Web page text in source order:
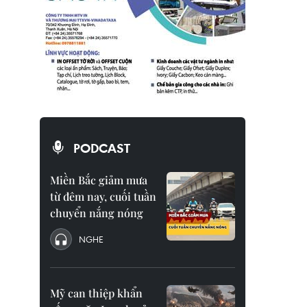
PODCAST
Miền Bắc giảm mưa
từ đêm nay, cuối tuần
chuyển nắng nóng
NGHE
Mỹ can thiệp khẩn